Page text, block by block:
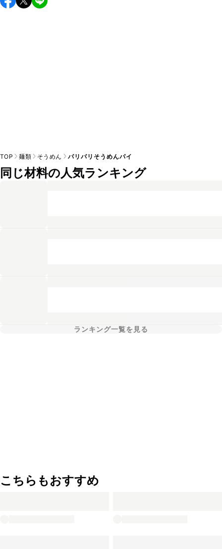
し上がりください。
TOP 麺類 そうめん パリパリそうめんパイ
同じ材料の人気ランキング
ランキング一覧を見る
こちらもおすすめ